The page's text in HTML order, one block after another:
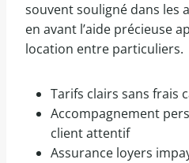
souvent souligné dans les
en avant l’aide précieuse
location entre particuliers.
Tarifs clairs sans frais
Accompagnement
client attentif
Assurance loyers